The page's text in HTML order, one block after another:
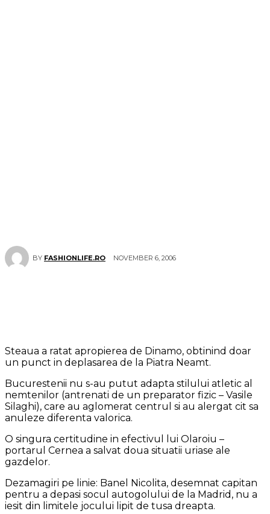
BY FASHIONLIFE.RO NOVEMBER 6, 2006
Steaua a ratat apropierea de Dinamo, obtinind doar
un punct in deplasarea de la Piatra Neamt.
Bucurestenii nu s-au putut adapta stilului atletic al
nemtenilor (antrenati de un preparator fizic – Vasile
Silaghi), care au aglomerat centrul si au alergat cit sa
anuleze diferenta valorica.
O singura certitudine in efectivul lui Olaroiu –
portarul Cernea a salvat doua situatii uriase ale
gazdelor.
Dezamagiri pe linie: Banel Nicolita, desemnat capitan
pentru a depasi socul autogolului de la Madrid, nu a
iesit din limitele jocului lipit de tusa dreapta.